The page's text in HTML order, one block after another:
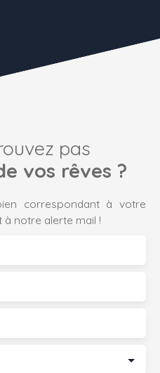
pas
vos rêves ?
correspondant à votre
à notre alerte mail !